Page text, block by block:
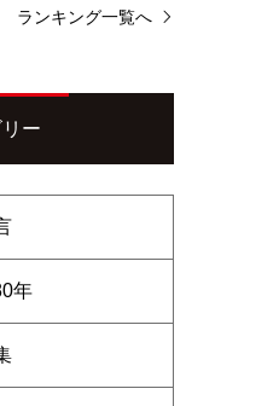
ランキング一覧へ
ー
年